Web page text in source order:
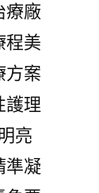
療廠
程美
方案
護理
亮
準凝